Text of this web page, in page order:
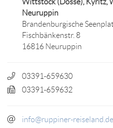
Neuruppin
Brandenburgische
Fischbänkenstr. 8
16816 Neuruppin
03391-659630
03391-659632
info@ruppiner-reiseland.de